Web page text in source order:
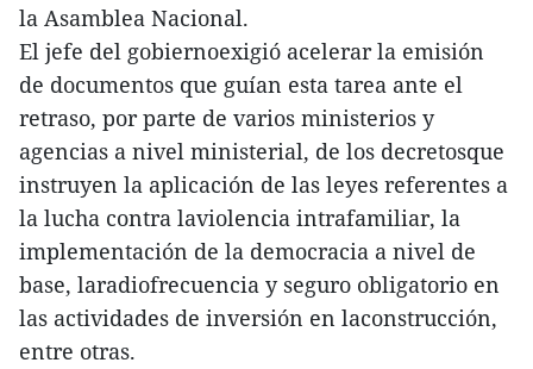
la Asamblea Nacional.
El jefe del gobiernoexigió acelerar la emisión
de documentos que guían esta tarea ante el
retraso, por parte de varios ministerios y
agencias a nivel ministerial, de los decretosque
instruyen la aplicación de las leyes referentes a
la lucha contra laviolencia intrafamiliar, la
implementación de la democracia a nivel de
base, laradiofrecuencia y seguro obligatorio en
las actividades de inversión en laconstrucción,
entre otras.